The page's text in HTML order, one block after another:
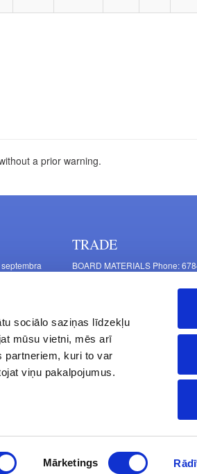
sociālo saziņas līdzekļu
mūsu vietni, mēs arī
partneriem, kuri to var
viņu pakalpojumus.
Mārketings
a prior warning.
TRADE
BOARD MATERIALS Phone:
11 Mašīnu Str., Riga, LV-1063,
FURNITURE FITTINGS Phone:
452 Latgales Str., Riga, LV-1063,
Operating hours: Monday to
Saturday 10:00 - 15:00, Sunday -